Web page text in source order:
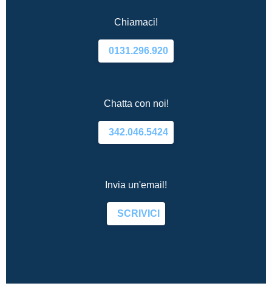
Chiamaci!
0131.296.920
Chatta con noi!
342.046.5424
Invia un'email!
SCRIVICI